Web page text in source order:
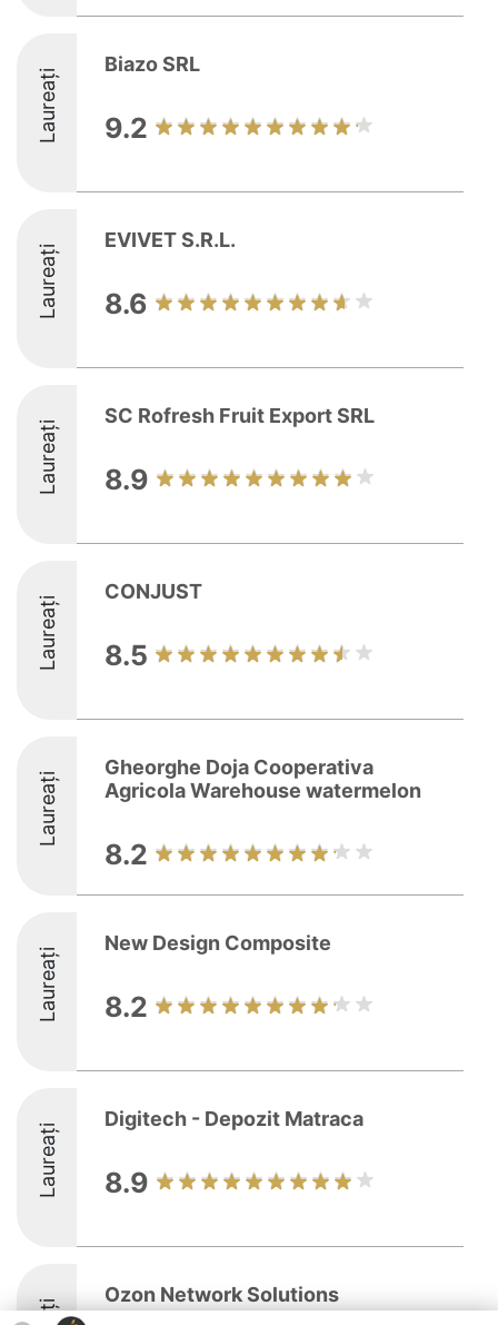
Laureați
Biazo SRL
9.2
Laureați
EVIVET S.R.L.
8.6
Laureați
SC Rofresh Fruit Export SRL
8.9
Laureați
CONJUST
8.5
Laureați
Gheorghe Doja Cooperativa
Agricola Warehouse watermelon
8.2
Laureați
New Design Composite
8.2
Laureați
Digitech - Depozit Matraca
8.9
Ozon Network Solutions